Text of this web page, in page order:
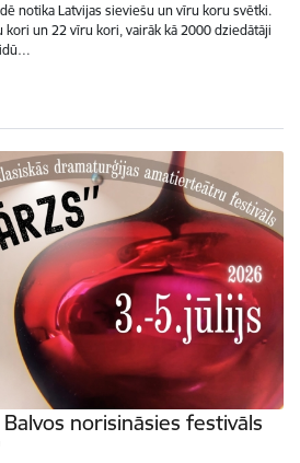
notika Latvijas sieviešu un vīru koru svētki.
kori un 22 vīru kori, vairāk kā 2000 dziedātāji
norisināsies festivāls